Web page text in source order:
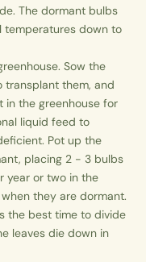
The dormant bulbs
temperatures down to
Sow the
transplant them, and
in the greenhouse for
liquid feed to
Pot up the
placing 2 - 3 bulbs
year or two in the
they are dormant.
the best time to divide
leaves die down in